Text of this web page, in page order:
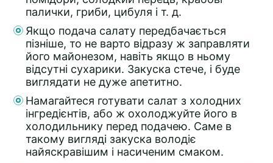
палички, гриби, цибуля і т. д.
Якщо подача салату передбачається
пізніше, то не варто відразу ж заправляти
його майонезом, навіть якщо в ньому
відсутні сухарики. Закуска стече, і буде
виглядати не дуже апетитно.
Намагайтеся готувати салат з холодних
інгредієнтів, або ж охолоджуйте його в
холодильнику перед подачею. Саме в
такому вигляді закуска володіє
найяскравішим і насиченим смаком.